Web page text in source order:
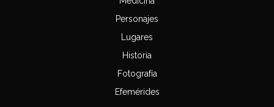
Personajes
Lugares
Historia
Fotografía
Efemérides